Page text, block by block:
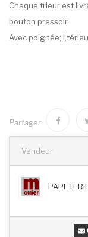
Chaque trieur est
bouton pressoir.
Avec poignée;
Partager
Vendeur